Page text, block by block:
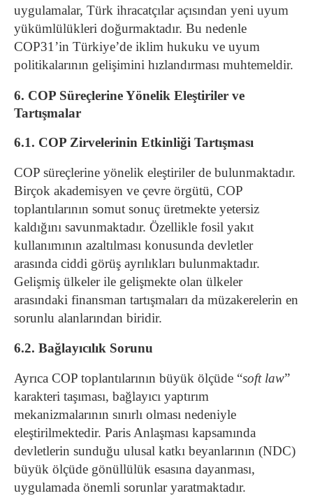
uygulamalar, Türk ihracatçılar açısından yeni uyum
yükümlülükleri doğurmaktadır. Bu nedenle
COP31’in Türkiye’de iklim hukuku ve uyum
politikalarının gelişimini hızlandırması muhtemeldir.
6. COP Süreçlerine Yönelik Eleştiriler ve
Tartışmalar
6.1. COP Zirvelerinin Etkinliği Tartışması
COP süreçlerine yönelik eleştiriler de bulunmaktadır.
Birçok akademisyen ve çevre örgütü, COP
toplantılarının somut sonuç üretmekte yetersiz
kaldığını savunmaktadır. Özellikle fosil yakıt
kullanımının azaltılması konusunda devletler
arasında ciddi görüş ayrılıkları bulunmaktadır.
Gelişmiş ülkeler ile gelişmekte olan ülkeler
arasındaki finansman tartışmaları da müzakerelerin en
sorunlu alanlarından biridir.
6.2. Bağlayıcılık Sorunu
Ayrıca COP toplantılarının büyük ölçüde “soft law”
karakteri taşıması, bağlayıcı yaptırım
mekanizmalarının sınırlı olması nedeniyle
eleştirilmektedir. Paris Anlaşması kapsamında
devletlerin sunduğu ulusal katkı beyanlarının (NDC)
büyük ölçüde gönüllülük esasına dayanması,
uygulamada önemli sorunlar yaratmaktadır.